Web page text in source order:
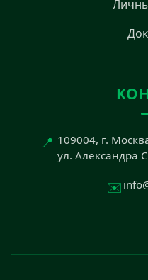
📍 109004, г.
ул. Александра
✉️